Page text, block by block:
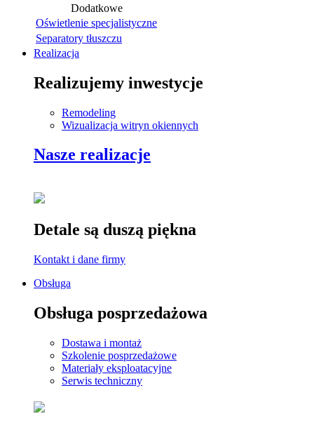
Dodatkowe
Oświetlenie specjalistyczne
Separatory tłuszczu
Realizacja
Realizujemy inwestycje
Remodeling
Wizualizacja witryn okiennych
Nasze realizacje
Detale są duszą piękna
Kontakt i dane firmy
Obsługa
Obsługa posprzedażowa
Dostawa i montaż
Szkolenie posprzedażowe
Materiały eksploatacyjne
Serwis techniczny